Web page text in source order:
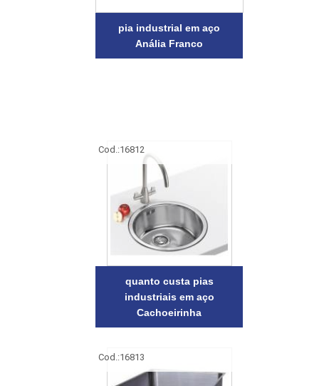
pia industrial em aço
Anália Franco
Cod.:16812
quanto custa pias
industriais em aço
Cachoeirinha
Cod.:16813